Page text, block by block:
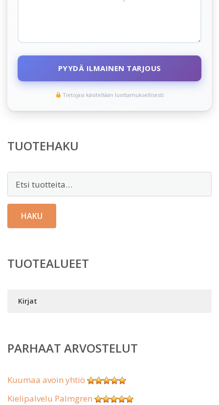
PYYDÄ ILMAINEN TARJOUS
Tietojasi käsitellään luottamuksellisesti
TUOTEHAKU
HAKU
TUOTEALUEET
Kirjat
PARHAAT ARVOSTELUT
Kuumaa avoin yhtiö
Kielipalvelu Palmgren